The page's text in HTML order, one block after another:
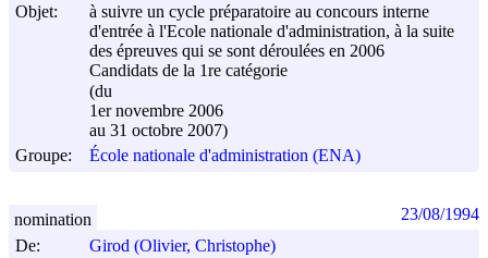
Objet:
à suivre un cycle préparatoire au concours interne
d'entrée à l'Ecole nationale d'administration, à la suite
des épreuves qui se sont déroulées en 2006
Candidats de la 1re catégorie
(du
1er novembre 2006
au 31 octobre 2007)
Groupe:
École nationale d'administration (ENA)
De:
Girod (Olivier, Christophe)
nomination 23/08/1994